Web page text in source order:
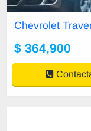
Chevrolet
$ 364,900